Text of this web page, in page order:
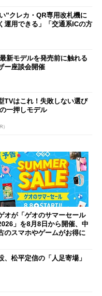
催
”クレカ・QR専用改札機に
用できる」「交通系ICの方
新モデルを発売前に触れる
ー座談会開催
TVはこれ！失敗しない選び
一押しモデル
オが「ゲオのサマーセール
」を8月8日から開催、中
のスマホやゲームがお得に
、松平定信の「人足寄場」